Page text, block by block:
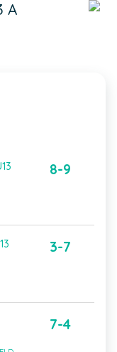
A
8-9
3-7
7-4